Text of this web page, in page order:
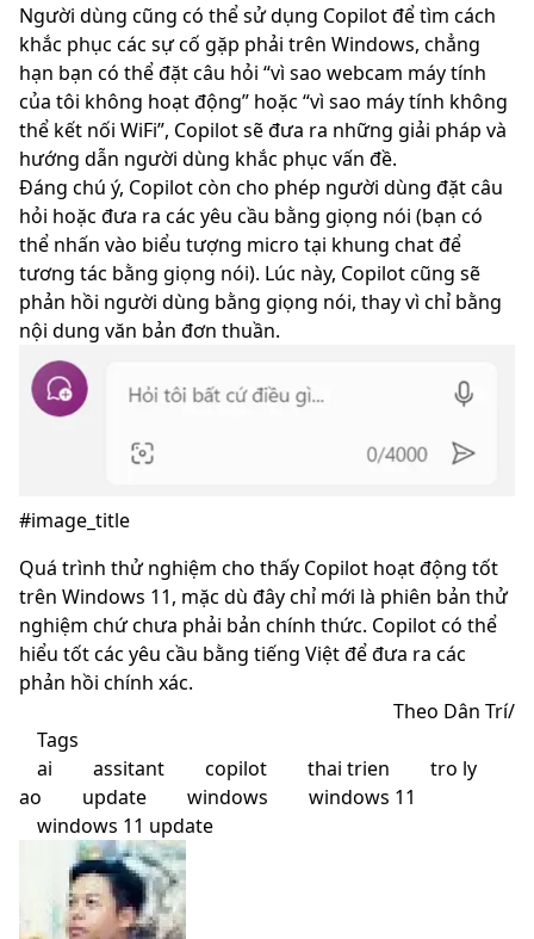
Người dùng cũng có thể sử dụng Copilot để tìm cách
khắc phục các sự cố gặp phải trên Windows, chẳng
hạn bạn có thể đặt câu hỏi “vì sao webcam máy tính
của tôi không hoạt động” hoặc “vì sao máy tính không
thể kết nối WiFi”, Copilot sẽ đưa ra những giải pháp và
hướng dẫn người dùng khắc phục vấn đề.
Đáng chú ý, Copilot còn cho phép người dùng đặt câu
hỏi hoặc đưa ra các yêu cầu bằng giọng nói (bạn có
thể nhấn vào biểu tượng micro tại khung chat để
tương tác bằng giọng nói). Lúc này, Copilot cũng sẽ
phản hồi người dùng bằng giọng nói, thay vì chỉ bằng
nội dung văn bản đơn thuần.
#image_title
Quá trình thử nghiệm cho thấy Copilot hoạt động tốt
trên Windows 11, mặc dù đây chỉ mới là phiên bản thử
nghiệm chứ chưa phải bản chính thức. Copilot có thể
hiểu tốt các yêu cầu bằng tiếng Việt để đưa ra các
phản hồi chính xác.
Theo Dân Trí/
Tags
ai
assitant copilot thai trien
tro ly
ao
update windows
windows 11
windows 11 update